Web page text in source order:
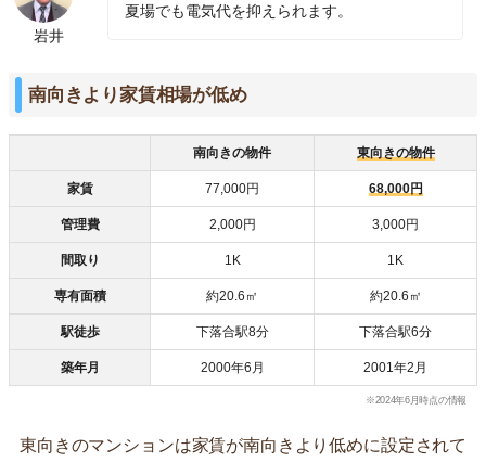
岩井
夏場でも電気代を抑えられます。
南向きより家賃相場が低め
南向きの物件 東向きの物件
家賃 77,000円 68,000円
管理費 2,000円 3,000円
間取り 1K 1K
専有面積 約20.6㎡ 約20.6㎡
駅徒歩 下落合駅8分 下落合駅6分
築年月 2000年6月 2001年2月
※2024年6月時点の情報
東向きのマンションは家賃が南向きより低めに設定されて